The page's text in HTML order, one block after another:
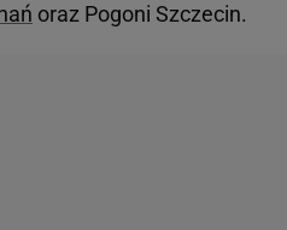
oraz Pogoni Szczecin.